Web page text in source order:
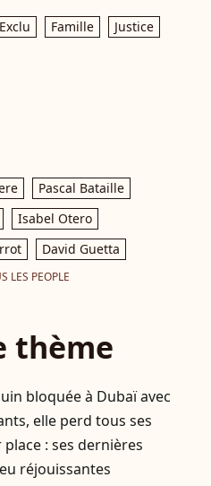
Exclu Famille
Justice
Pascal Bataille
Isabel Otero
David Guetta
LES PEOPLE
thème
bloquée à Dubaï avec
elle perd tous ses
: ses dernières
réjouissantes